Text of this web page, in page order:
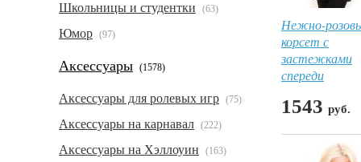
Школьницы и студентки (63)
Юмор (97)
Аксессуары (1578)
Аксессуары для ролевых игр (75)
Аксессуары на карнавал (222)
Аксессуары на Хэллоуин (163)
Нежно-
корсет с
застежками
спереди
1543 руб.